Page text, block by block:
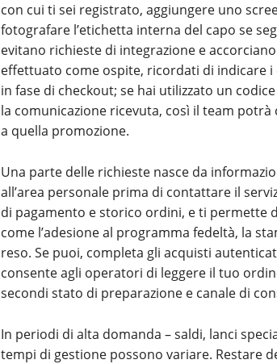
con cui ti sei registrato, aggiungere uno
fotografare l’etichetta interna del capo se
evitano richieste di integrazione e
effettuato come ospite, ricordati di indicare i
in fase di checkout; se hai utilizzato un
la comunicazione ricevuta, così il team
a quella promozione.
Una parte delle richieste nasce da
all’area personale prima di contattare il
di pagamento e storico ordini, e ti permette
come l’adesione al programma fedeltà, la
reso. Se puoi, completa gli acquisti
consente agli operatori di leggere il tuo
secondi stato di preparazione e canale di
In periodi di alta domanda – saldi, lanci
tempi di gestione possono variare. Restare